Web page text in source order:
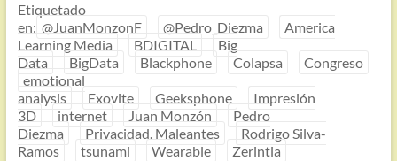
Etiquetado
en: @JuanMonzonF @Pedro_Diezma
America
Learning Media
BDIGITAL
Big
Data
BigData Blackphone Colapsa
Congreso
emotional
analysis
Exovite Geeksphone
Impresión
3D
internet Juan Monzón
Pedro
Diezma
Privacidad. Maleantes
Rodrigo Silva-
Ramos
tsunami Wearable Zerintia